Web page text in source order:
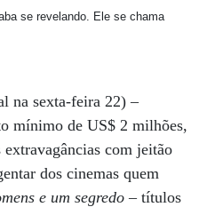
se revelando. Ele se chama
na sexta-feira 22) –
mínimo de US$ 2 milhões,
extravagâncias com jeitão
dos cinemas quem
e um segredo – títulos